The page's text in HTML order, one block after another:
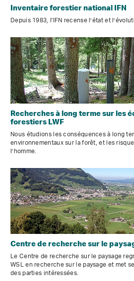
Inventaire forestier national IFN
Depuis 1983, l'IFN recense l’état et
Recherches à long terme sur les
forestiers LWF
Nous étudions les conséquences à long
environnementaux sur la forêt, et les
l’homme.
Centre de recherche sur le
Le Centre de recherche sur le paysage
WSL en recherche sur le paysage et met
des parties intéressées.